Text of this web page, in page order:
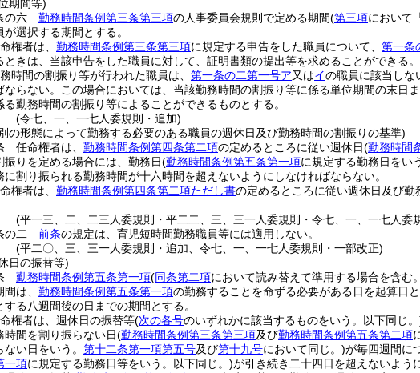
期間等)
の六
勤務時間条例第三条第三項の人事委員会規則で定める期間(第三項において
が選択する期間とする。
権者は、 勤務時間条例第三条第三項に規定する申告をした職員について、 第一条
ときは、当該申告をした職員に対して、証明書類の提出等を求めることができる。
時間の割振り等が行われた職員は、 第一条の二第一号ア又はイの職員に該当しな
ならない。
この場合においては、当該勤務時間の割振り等に係る単位期間の末日
る勤務時間の割振り等によることができるものとする。
(令七、一、一七人委規則・追加)
の形態によって勤務する必要のある職員の週休日及び勤務時間の割振りの基準)
任命権者は、 勤務時間条例第四条第二項の定めるところに従い週休日(勤務時間
振りを定める場合には、勤務日(勤務時間条例第五条第一項に規定する勤務日をい
に割り振られる勤務時間が十六時間を超えないようにしなければならない。
権者は、 勤務時間条例第四条第二項ただし書の定めるところに従い週休日及び
(平一三、二、二三人委規則・平二二、三、三一人委規則・令七、一、一七人委
の二
前条の規定は、育児短時間勤務職員等には適用しない。
(平二〇、三、三一人委規則・追加、令七、一、一七人委規則・一部改正)
日の振替等)
勤務時間条例第五条第一項(同条第二項において読み替えて準用する場合を含む
間は、 勤務時間条例第五条第一項の勤務することを命ずる必要がある日を起算日
する八週間後の日までの期間とする。
権者は、週休日の振替等(次の各号のいずれかに該当するものをいう。以下同じ
時間を割り振らない日(勤務時間条例第三条第三項及び勤務時間条例第五条第二項
ない日をいう。 第十二条第一項第五号及び第十九号において同じ。)が毎四週間に
一項に規定する勤務日等をいう。以下同じ。)が引き続き二十四日を超えないよう